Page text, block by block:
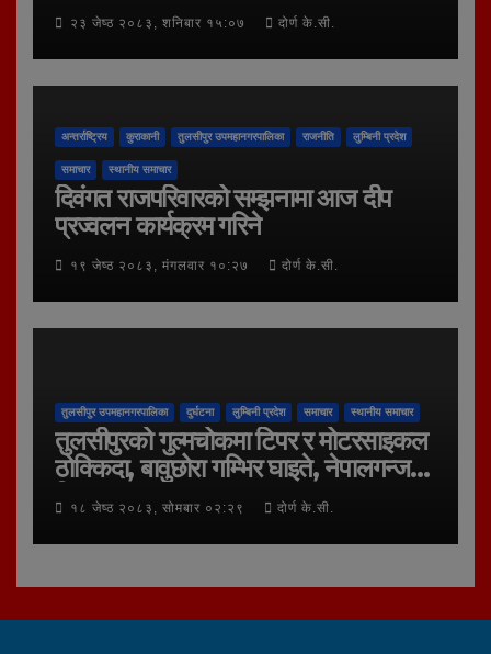
२३ जेष्ठ २०८३, शनिबार १५:०७ दोर्ण के.सी.
अन्तर्राष्ट्रिय कुराकानी तुलसीपुर उपमहानगरपालिका राजनीति लुम्बिनी प्रदेश
समाचार स्थानीय समाचार
दिवंगत राजपरिवारको सम्झनामा आज दीप
प्रज्वलन कार्यक्रम गरिने
१९ जेष्ठ २०८३, मंगलवार १०:२७ दोर्ण के.सी.
तुलसीपुर उपमहानगरपालिका दुर्घटना लुम्बिनी प्रदेश समाचार स्थानीय समाचार
तुलसीपुरको गुल्मचोकमा टिपर र मोटरसाइकल
ठोक्किदा, बावुछोरा गम्भिर घाइते, नेपालगन्ज
रिफर
१८ जेष्ठ २०८३, सोमबार ०२:२९ दोर्ण के.सी.